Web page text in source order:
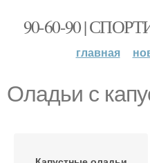
90-60-90 |
главная
Оладьи с